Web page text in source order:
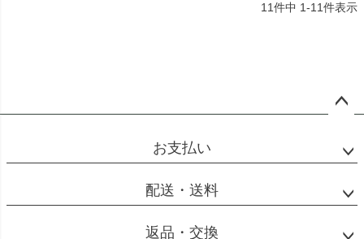
11件中 1-11件表示
ップ
お支払い
配送・送料
返品・交換